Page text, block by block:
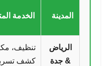
المدينة الخدمة
الرياض
& جدة
تنظيف،
كشف